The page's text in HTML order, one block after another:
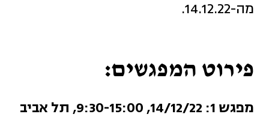
מה-14.12.22.
פירוט המפגשים:
מפגש 1: 14/12/22, 9:30-15:00, תל אביב